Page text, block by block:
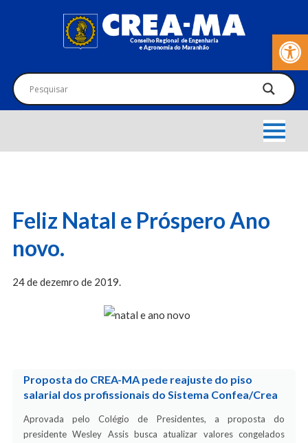
Barra de
Feliz Natal e Próspero Ano
novo.
24 de dezemro de 2019.
Proposta do CREA-MA pede reajuste do piso
salarial dos profissionais do Sistema Confea/Crea
Aprovada pelo Colégio de Presidentes, a proposta do
presidente Wesley Assis busca atualizar valores congelados